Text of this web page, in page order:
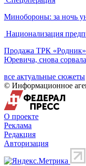
в Ярославской области
Происшествия
все новости
Актуальные сюжеты
Минобороны: за ночь